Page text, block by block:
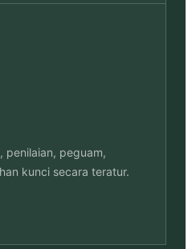
penilaian, peguam,
kunci secara teratur.